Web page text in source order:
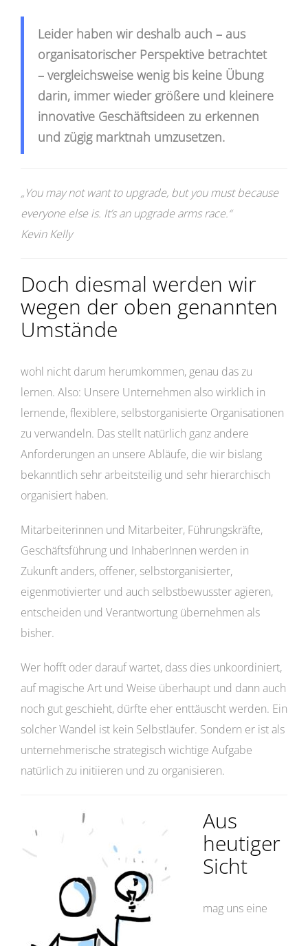
Leider haben wir deshalb auch – aus
organisatorischer Perspektive betrachtet
– vergleichsweise wenig bis keine Übung
darin, immer wieder größere und kleinere
innovative Geschäftsideen zu erkennen
und zügig marktnah umzusetzen.
„You may not want to upgrade, but you must because
everyone else is. It’s an upgrade arms race.“
Kevin Kelly
Doch diesmal werden wir
wegen der oben genannten
Umstände
wohl nicht darum herumkommen, genau das zu
lernen. Also: Unsere Unternehmen also wirklich in
lernende, flexiblere, selbstorganisierte Organisationen
zu verwandeln. Das stellt natürlich ganz andere
Anforderungen an unsere Abläufe, die wir bislang
bekanntlich sehr arbeitsteilig und sehr hierarchisch
organisiert haben.
Mitarbeiterinnen und Mitarbeiter, Führungskräfte,
Geschäftsführung und InhaberInnen werden in
Zukunft anders, offener, selbstorganisierter,
eigenmotivierter und auch selbstbewusster agieren,
entscheiden und Verantwortung übernehmen als
bisher.
Wer hofft oder darauf wartet, dass dies unkoordiniert,
auf magische Art und Weise überhaupt und dann auch
noch gut geschieht, dürfte eher enttäuscht werden. Ein
solcher Wandel ist kein Selbstläufer. Sondern er ist als
unternehmerische strategisch wichtige Aufgabe
natürlich zu initiieren und zu organisieren.
Aus
heutiger
Sicht
mag uns eine